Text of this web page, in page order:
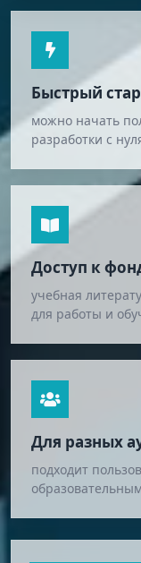
Быстрый
можно начать
разработки с
Доступ к
учебная
для работы и
Для разных
подходит